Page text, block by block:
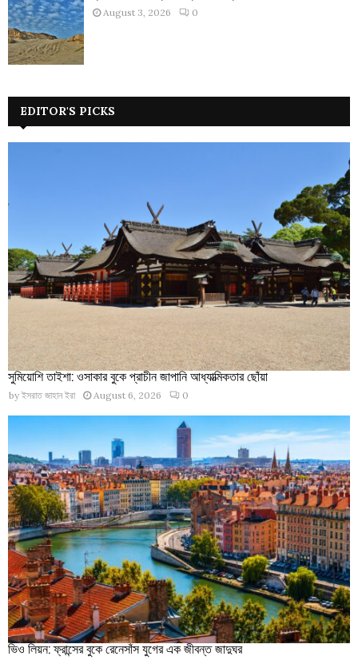
August 3, 2026 0
EDITOR'S PICKS
সুমিয়োশি তাইশা: ওসাকার বুকে প্রাচীন জাপানি আধ্যাত্মিকতার ছোঁয়া
by ইসরাত জাহান ইরা August 6, 2026 0
ভিও লিয়ন: ফ্রান্সের বুকে রেনেসাঁস যুগের এক জীবন্ত জাদুঘর